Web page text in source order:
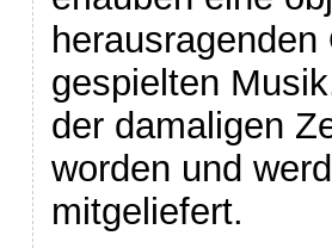
gespielten
der damaligen
worden und
mitgeliefert.